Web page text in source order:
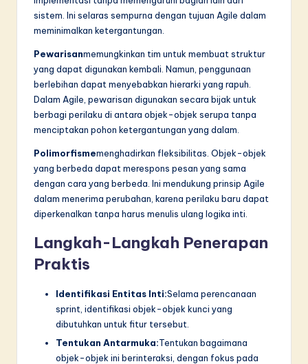
sistem. Ini selaras sempurna dengan tujuan Agile dalam
meminimalkan ketergantungan.
Pewarisanmemungkinkan tim untuk membuat struktur
yang dapat digunakan kembali. Namun, penggunaan
berlebihan dapat menyebabkan hierarki yang rapuh.
Dalam Agile, pewarisan digunakan secara bijak untuk
berbagi perilaku di antara objek-objek serupa tanpa
menciptakan pohon ketergantungan yang dalam.
Polimorfismemenghadirkan fleksibilitas. Objek-objek
yang berbeda dapat merespons pesan yang sama
dengan cara yang berbeda. Ini mendukung prinsip Agile
dalam menerima perubahan, karena perilaku baru dapat
diperkenalkan tanpa harus menulis ulang logika inti.
Langkah-Langkah Penerapan
Praktis
Identifikasi Entitas Inti:Selama perencanaan
sprint, identifikasi objek-objek kunci yang
dibutuhkan untuk fitur tersebut.
Tentukan Antarmuka:Tentukan bagaimana
objek-objek ini berinteraksi, dengan fokus pada